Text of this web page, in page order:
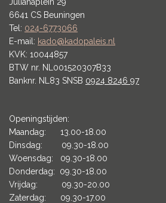
6641 CS Beuningen
Tel: 024-6773066
E-mail: kado@kadopaleis.nl
KVK: 10044857
BTW nr. NL001520307B33
Banknr. NL83 SNSB 0924 8246 97
Openingstijden:
Maandag: 13.00-18.00
Dinsdag: 09.30-18.00
Woensdag: 09.30-18.00
Donderdag: 09.30-18.00
Vrijdag: 09.30-20.00
Zaterdag: 09.30-17.00